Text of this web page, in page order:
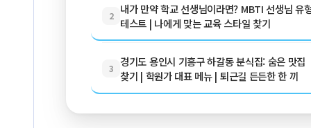
2
내가 만약 학교 선생님이라면? MBTI 선생님 유
테스트 | 나에게 맞는 교육 스타일 찾기
3
경기도 용인시 기흥구 하갈동 분식집: 숨은 맛집
찾기 | 학원가 대표 메뉴 | 퇴근길 든든한 한 끼